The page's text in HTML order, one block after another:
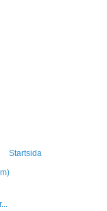
Startsida